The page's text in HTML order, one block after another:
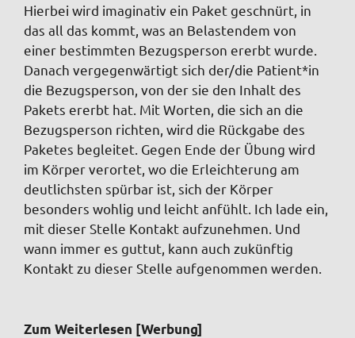
Hierbei wird imaginativ ein Paket geschnürt, in
das all das kommt, was an Belastendem von
einer bestimmten Bezugsperson ererbt wurde.
Danach vergegenwärtigt sich der/die Patient*in
die Bezugsperson, von der sie den Inhalt des
Pakets ererbt hat. Mit Worten, die sich an die
Bezugsperson richten, wird die Rückgabe des
Paketes begleitet. Gegen Ende der Übung wird
im Körper verortet, wo die Erleichterung am
deutlichsten spürbar ist, sich der Körper
besonders wohlig und leicht anfühlt. Ich lade ein,
mit dieser Stelle Kontakt aufzunehmen. Und
wann immer es guttut, kann auch zukünftig
Kontakt zu dieser Stelle aufgenommen werden.
Zum Weiterlesen [Werbung]